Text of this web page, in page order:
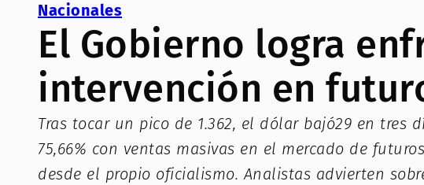
Nacionales
El Gobierno logra
intervención en
Tras tocar un pico de 1.362, el dólar bajó29 en tres
75,66% con ventas masivas en el mercado de
desde el propio oficialismo. Analistas advierten